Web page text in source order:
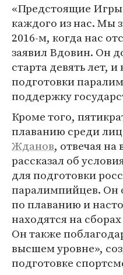
«Предстоящие
каждого из нас. Мы
2016-м, когда нас
заявил Вдовин. Он
старта девять лет,
подготовки
поддержку
Кроме того,
плаванию среди
Жданов, отвечая на
рассказал об
для подготовки
паралимпийцев. Он
по плаванию и
находятся на сборах
Он также
высшем уровне»,
подготовке